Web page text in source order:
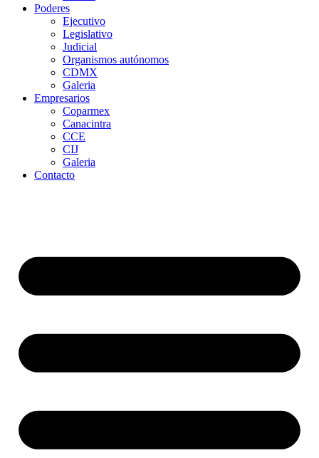
Poderes
Ejecutivo
Legislativo
Judicial
Organismos autónomos
CDMX
Galeria
Empresarios
Coparmex
Canacintra
CCE
CIJ
Galeria
Contacto